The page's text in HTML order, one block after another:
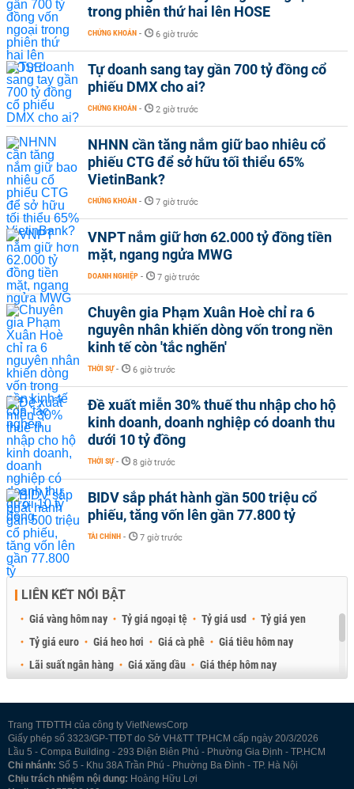
trong phiên thứ hai lên HOSE
CHỨNG KHOÁN - 6 giờ trước
Tự doanh sang tay gần 700 tỷ đồng cổ
phiếu DMX cho ai?
CHỨNG KHOÁN - 2 giờ trước
NHNN cần tăng nắm giữ bao nhiêu cổ
phiếu CTG để sở hữu tối thiểu 65%
VietinBank?
CHỨNG KHOÁN - 7 giờ trước
VNPT nắm giữ hơn 62.000 tỷ đồng tiền
mặt, ngang ngửa MWG
DOANH NGHIỆP - 7 giờ trước
Chuyên gia Phạm Xuân Hoè chỉ ra 6
nguyên nhân khiến dòng vốn trong nền
kinh tế còn 'tắc nghẽn'
THỜI SỰ - 6 giờ trước
Đề xuất miễn 30% thuế thu nhập cho hộ
kinh doanh, doanh nghiệp có doanh thu
dưới 10 tỷ đồng
THỜI SỰ - 8 giờ trước
BIDV sắp phát hành gần 500 triệu cổ
phiếu, tăng vốn lên gần 77.800 tỷ
TÀI CHÍNH - 7 giờ trước
LIÊN KẾT NỔI BẬT
Giá vàng hôm nay Tỷ giá ngoại tệ Tỷ giá usd
Tỷ giá yen
Tỷ giá euro
Giá heo hơi Giá cà phê
Giá tiêu hôm nay
Lãi suất ngân hàng
Giá xăng dầu
Giá thép hôm nay
Trang TTĐTTH của công ty VietNewsCorp
Giấy phép số 3323/GP-TTĐT do Sở VH&TT TP.HCM cấp ngày 20/3/2026
Lầu 5 - Compa Building - 293 Điện Biên Phủ - Phường Gia Định - TP.HCM
Chi nhánh: Số 5 - Khu 38A Trần Phú - Phường Ba Đình - TP. Hà Nội
Chịu trách nhiệm nội dung: Hoàng Hữu Lợi